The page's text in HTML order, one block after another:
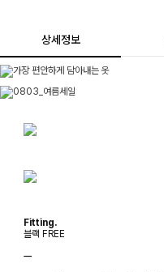
상세정보
Fitting.
블랙 FREE
ㅡ